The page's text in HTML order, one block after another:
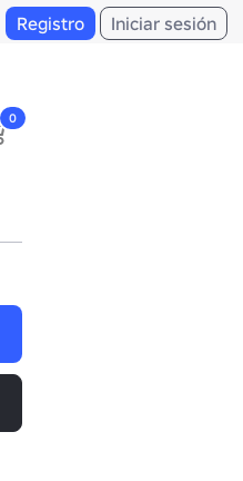
Registro Iniciar sesión
0